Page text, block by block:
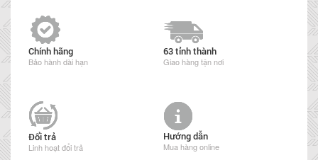
Chính hãng
Bảo hành dài hạn
63 tỉnh thành
Giao hàng tận nơi
Đổi trả
Linh hoạt đổi trả
Hướng dẫn
Mua hàng online